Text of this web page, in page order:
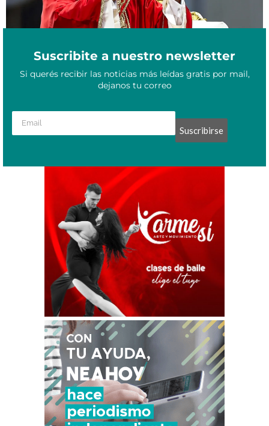
Suscribite a nuestro newsletter
Si querés recibir las noticias más leídas gratis por mail,
dejanos tu correo
Suscribirse